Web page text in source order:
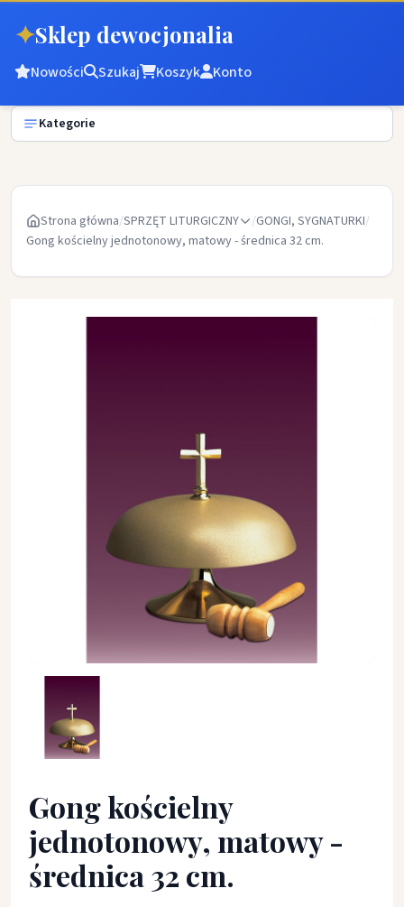
✦Sklep dewocjonalia
Nowości Szukaj Koszyk Konto
Kategorie
Strona główna/SPRZĘT LITURGICZNY /GONGI, SYGNATURKI/
Gong kościelny jednotonowy, matowy - średnica 32 cm.
Gong kościelny jednotonowy, matowy - średnica 32 cm. -
Gong kościelny
jednotonowy, matowy -
średnica 32 cm.